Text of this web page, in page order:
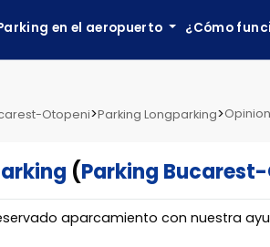
en el aeropuerto ¿Cómo
Otopeni>Parking Longparking>
(Parking
aparcamiento con nuestra